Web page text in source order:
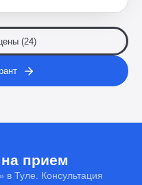
(24)
прием
в Туле. Консультация